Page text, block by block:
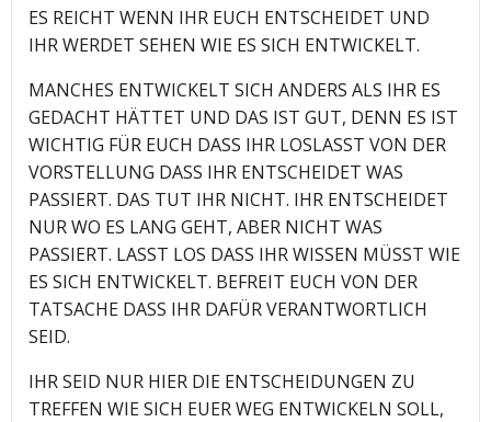
ES REICHT WENN IHR EUCH ENTSCHEIDET UND
IHR WERDET SEHEN WIE ES SICH ENTWICKELT.
MANCHES ENTWICKELT SICH ANDERS ALS IHR ES
GEDACHT HÄTTET UND DAS IST GUT, DENN ES IST
WICHTIG FÜR EUCH DASS IHR LOSLASST VON DER
VORSTELLUNG DASS IHR ENTSCHEIDET WAS
PASSIERT. DAS TUT IHR NICHT. IHR ENTSCHEIDET
NUR WO ES LANG GEHT, ABER NICHT WAS
PASSIERT. LASST LOS DASS IHR WISSEN MÜSST WIE
ES SICH ENTWICKELT. BEFREIT EUCH VON DER
TATSACHE DASS IHR DAFÜR VERANTWORTLICH
SEID.
IHR SEID NUR HIER DIE ENTSCHEIDUNGEN ZU
TREFFEN WIE SICH EUER WEG ENTWICKELN SOLL,